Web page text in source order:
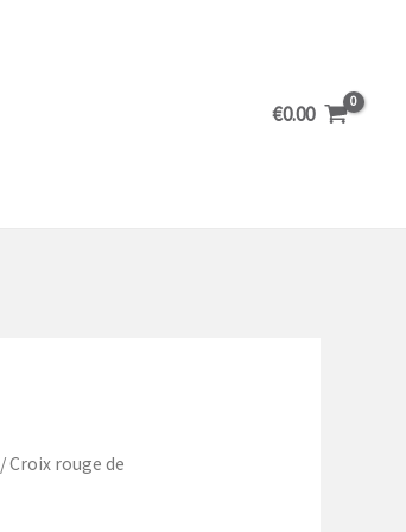
€0.00
/ Croix rouge de